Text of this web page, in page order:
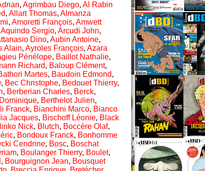
, Agrimbau Diego, Al Rabin
, Allart Thomas, Almanza
, Amoretti François, Amwett
Aquindo Sergio, Arcudi John,
Dino, Aubin Antoine,
Alain, Ayroles François, Azara
Pénélope, Baillot Nathalie,
Richard, Baloup Clément,
Martes, Baudoin Edmond,
, Bec Christophe, Bedouet Thierry,
, Berberian Charles, Berck,
, Berthelot Julien,
Franck, Bianchini Marco, Bianco
Jacques, Bischoff Léonie, Black
Nick, Blutch, Boccère Olaf,
, Bondoux Franck, Bonhomme
Cendrine, Bosc, Boschat
, Boulanger Thierry, Boulet,
, Bourguignon Jean, Bousquet